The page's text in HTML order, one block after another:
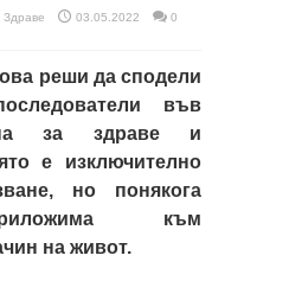
Здраве 03.05.2022
0
реши да сподели
във
за здраве и
е изключително
но понякога
към
на живот.